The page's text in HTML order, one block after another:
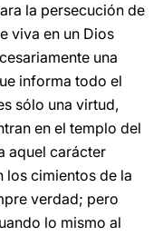
la persecución de
viva en un Dios
una
informa todo el
sólo una virtud,
en el templo del
aquel carácter
los cimientos de la
verdad; pero
lo mismo al